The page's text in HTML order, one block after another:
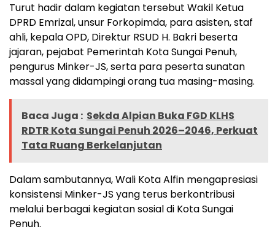
Turut hadir dalam kegiatan tersebut Wakil Ketua
DPRD Emrizal, unsur Forkopimda, para asisten, staf
ahli, kepala OPD, Direktur RSUD H. Bakri beserta
jajaran, pejabat Pemerintah Kota Sungai Penuh,
pengurus Minker-JS, serta para peserta sunatan
massal yang didampingi orang tua masing-masing.
Baca Juga : Sekda Alpian Buka FGD KLHS
RDTR Kota Sungai Penuh 2026–2046, Perkuat
Tata Ruang Berkelanjutan
Dalam sambutannya, Wali Kota Alfin mengapresiasi
konsistensi Minker-JS yang terus berkontribusi
melalui berbagai kegiatan sosial di Kota Sungai
Penuh.